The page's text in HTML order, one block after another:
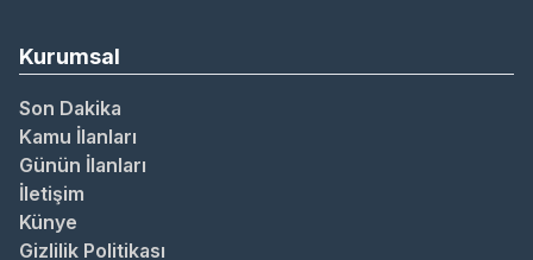
Kurumsal
Son Dakika
Kamu İlanları
Günün İlanları
İletişim
Künye
Gizlilik Politikası